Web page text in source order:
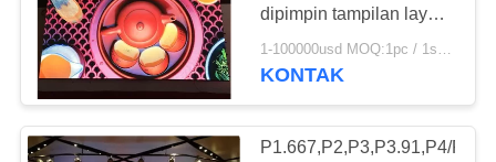
dipimpin tampilan layar
12kg / pc
KONTAK
P1.667,P2,P3,P3.91,P4/P5/